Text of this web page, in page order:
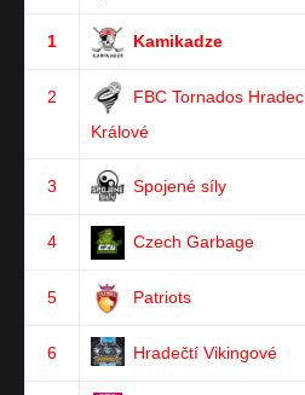
1 Kamikadze
2
FBC Tornados Hradec
Králové
3 Spojené síly
4 Czech Garbage
5 Patriots
6 Hradečtí Vikingové